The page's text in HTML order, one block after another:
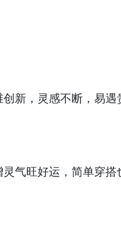
新，灵感不断，易遇
气旺好运，简单穿搭